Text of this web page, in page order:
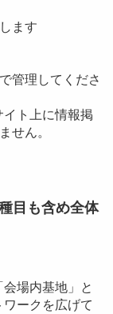
ます
管理してくださ
ト上に情報掲
ん。
目も含め全体
場内基地」と
ークを広げて